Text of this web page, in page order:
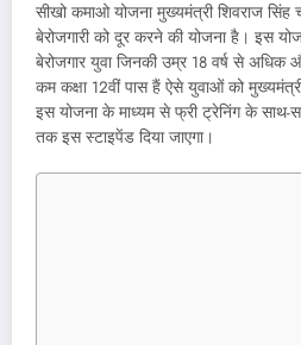
सीखो कमाओ योजना मुख्यमंत्री शिवराज सिंह
बेरोजगारी को दूर करने की योजना है। इस
बेरोजगार युवा जिनकी उम्र 18 वर्ष से
कम कक्षा 12वीं पास हैं ऐसे युवाओं को मुख्यमंत्री
इस योजना के माध्यम से फ्री ट्रेनिंग के
तक इस स्टाइपेंड दिया जाएगा।